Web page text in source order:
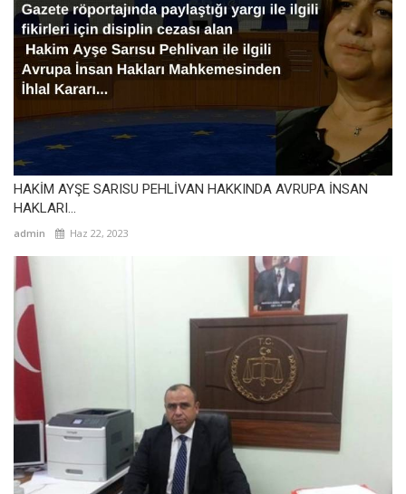
HAKİM AYŞE SARISU PEHLİVAN HAKKINDA AVRUPA İNSAN
HAKLARI...
admin Haz 22, 2023